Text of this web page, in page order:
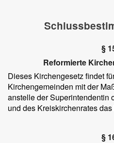
§
Reformierte
Dieses Kirchengesetz findet
Kirchengemeinden mit der
anstelle der Superintendentin
und des Kreiskirchenrates
§